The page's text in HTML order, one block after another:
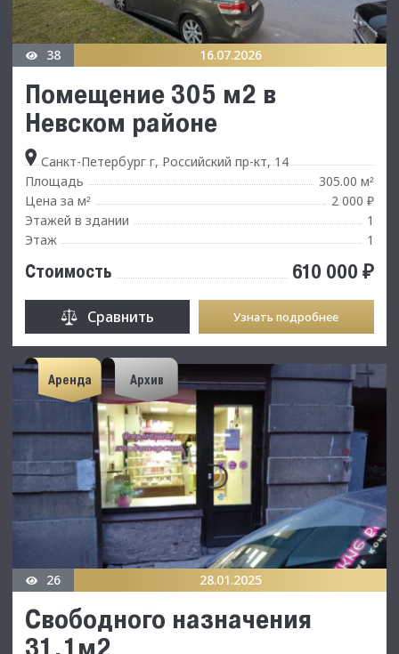
38 16.07.2026
Помещение 305 м2 в
Невском районе
Санкт-Петербург г, Российский пр-кт, 14
Площадь
305.00 м²
Цена за м²
2 000 ₽
Этажей в здании
1
Этаж
1
Стоимость 610 000 ₽
Сравнить Узнать подробнее
Аренда Архив
26 28.01.2025
Свободного назначения
31,1м2